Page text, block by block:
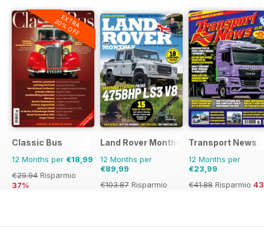
EXTRA
20% OFF
Classic Bus
12 Months per €18,99
€29.94 Risparmio
37%
Land Rover Monthly
12 Months per
€89,99
€103.87 Risparmio
Transport News
12 Months per
€23,99
€41.88 Risparmio